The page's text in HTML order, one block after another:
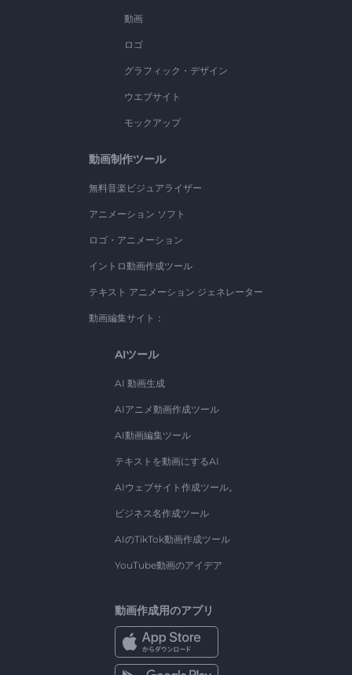
動画
ロゴ
グラフィック・デザイン
ウエブサイト
モックアップ
動画制作ツール
無料音楽ビジュアライザー
アニメーション ソフト
ロゴ・アニメーション
イントロ動画作成ツール
テキスト アニメーション ジェネレーター
動画編集サイト：
AIツール
AI 動画生成
AIアニメ動画作成ツール
AI動画編集ツール
テキストを動画にするAI
AIウェブサイト作成ツール。
ビジネス名作成ツール
AIのTikTok動画作成ツール
YouTube動画のアイデア
動画作成用のアプリ